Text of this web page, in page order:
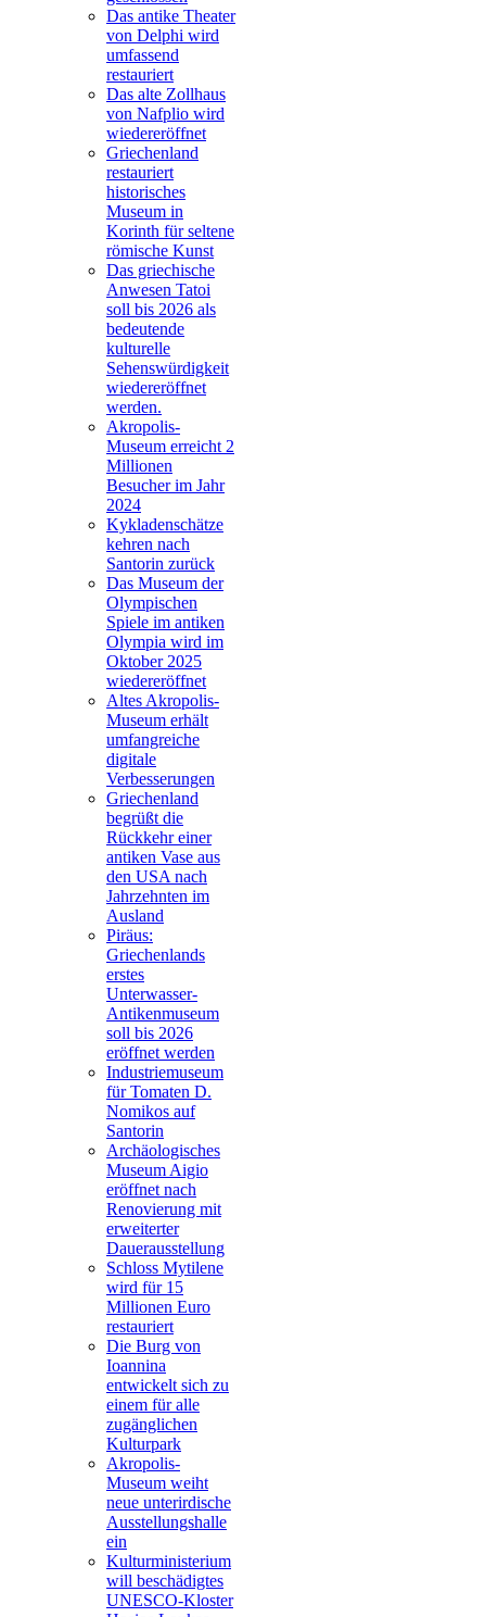
Das antike Theater
von Delphi wird
umfassend
restauriert
Das alte Zollhaus
von Nafplio wird
wiedereröffnet
Griechenland
restauriert
historisches
Museum in
Korinth für seltene
römische Kunst
Das griechische
Anwesen Tatoi
soll bis 2026 als
bedeutende
kulturelle
Sehenswürdigkeit
wiedereröffnet
werden.
Akropolis-
Museum erreicht 2
Millionen
Besucher im Jahr
2024
Kykladenschätze
kehren nach
Santorin zurück
Das Museum der
Olympischen
Spiele im antiken
Olympia wird im
Oktober 2025
wiedereröffnet
Altes Akropolis-
Museum erhält
umfangreiche
digitale
Verbesserungen
Griechenland
begrüßt die
Rückkehr einer
antiken Vase aus
den USA nach
Jahrzehnten im
Ausland
Piräus:
Griechenlands
erstes
Unterwasser-
Antikenmuseum
soll bis 2026
eröffnet werden
Industriemuseum
für Tomaten D.
Nomikos auf
Santorin
Archäologisches
Museum Aigio
eröffnet nach
Renovierung mit
erweiterter
Dauerausstellung
Schloss Mytilene
wird für 15
Millionen Euro
restauriert
Die Burg von
Ioannina
entwickelt sich zu
einem für alle
zugänglichen
Kulturpark
Akropolis-
Museum weiht
neue unterirdische
Ausstellungshalle
ein
Kulturministerium
will beschädigtes
UNESCO-Kloster